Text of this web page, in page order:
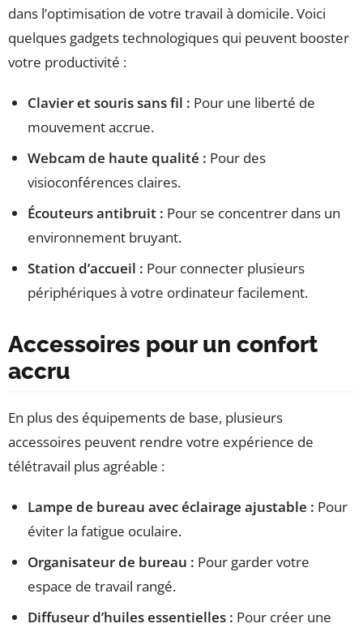
dans l’optimisation de votre travail à domicile. Voici
quelques gadgets technologiques qui peuvent booster
votre productivité :
Clavier et souris sans fil : Pour une liberté de
mouvement accrue.
Webcam de haute qualité : Pour des
visioconférences claires.
Écouteurs antibruit : Pour se concentrer dans un
environnement bruyant.
Station d’accueil : Pour connecter plusieurs
périphériques à votre ordinateur facilement.
Accessoires pour un confort
accru
En plus des équipements de base, plusieurs
accessoires peuvent rendre votre expérience de
télétravail plus agréable :
Lampe de bureau avec éclairage ajustable : Pour
éviter la fatigue oculaire.
Organisateur de bureau : Pour garder votre
espace de travail rangé.
Diffuseur d’huiles essentielles : Pour créer une